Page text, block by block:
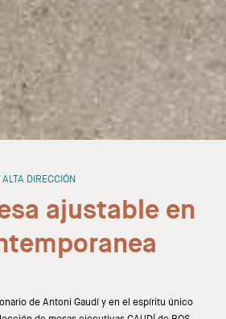
Sofas
auxiliares
y Armarios
ALTA DIRECCIÓN
ajustable en
de Antoni Gaudí y en el espíritu único